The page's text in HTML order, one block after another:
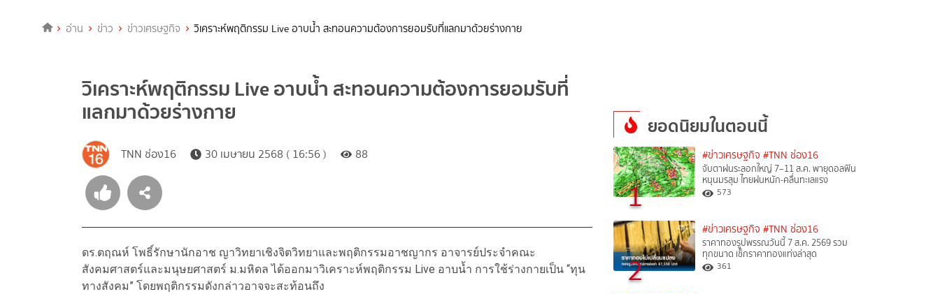
อ่าน ข่าว ข่าวเศรษฐกิจ วิเคราะห์พฤติกรรม Live อาบน้ำ สะทอนความต้องการยอมรับที่แลกมาด้วยร่างกาย
วิเคราะห์พฤติกรรม Live อาบน้ำ สะทอนความต้องการยอมรับที่
แลกมาด้วยร่างกาย
TNN ช่อง16 30 เมษายน 2568 ( 16:56 ) 88
ดร.ตฤณห์ โพธิ์รักษานักอาช ญาวิทยาเชิงจิตวิทยาและพฤติกรรมอาชญากร อาจารย์ประจำคณะ
สังคมศาสตร์และมนุษยศาสตร์ ม.มหิดล ได้ออกมาวิเคราะห์พฤติกรรม Live อาบน้ำ การใช้ร่างกายเป็น “ทุน
ทางสังคม” โดยพฤติกรรมดังกล่าวอาจจะสะท้อนถึง
ยอดนิยมในตอนนี้
1
#ข่าวเศรษฐกิจ #TNN ช่อง16
จับตาฝนระลอกใหญ่ 7–11 ส.ค. พายุดอลฟิน
หนุนมรสุม ไทยฝนหนัก-คลื่นทะเลแรง
573
2
#ข่าวเศรษฐกิจ #TNN ช่อง16
ราคาทองรูปพรรณวันนี้ 7 ส.ค. 2569 รวม
ทุกขนาด เช็กราคาทองแท่งล่าสุด
361